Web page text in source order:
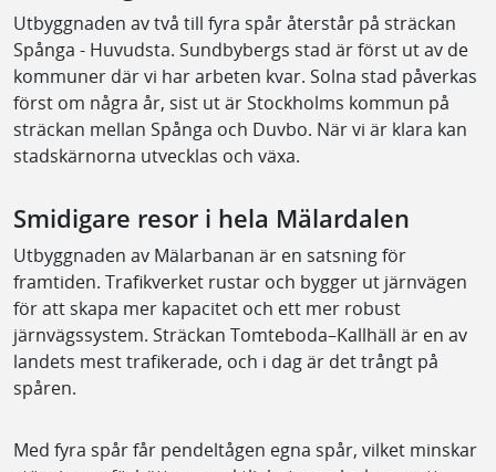
Utbyggnaden av två till fyra spår återstår på sträckan
Spånga - Huvudsta. Sundbybergs stad är först ut av de
kommuner där vi har arbeten kvar. Solna stad påverkas
först om några år, sist ut är Stockholms kommun på
sträckan mellan Spånga och Duvbo. När vi är klara kan
stadskärnorna utvecklas och växa.
Smidigare resor i hela Mälardalen
Utbyggnaden av Mälarbanan är en satsning för
framtiden. Trafikverket rustar och bygger ut järnvägen
för att skapa mer kapacitet och ett mer robust
järnvägssystem. Sträckan Tomteboda–Kallhäll är en av
landets mest trafikerade, och i dag är det trångt på
spåren.
Med fyra spår får pendeltågen egna spår, vilket minskar